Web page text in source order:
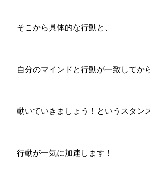
そこから具体的な行動と、
自分のマインドと行動が一致してか
動いていきましょう！というスタン
行動が一気に加速します！